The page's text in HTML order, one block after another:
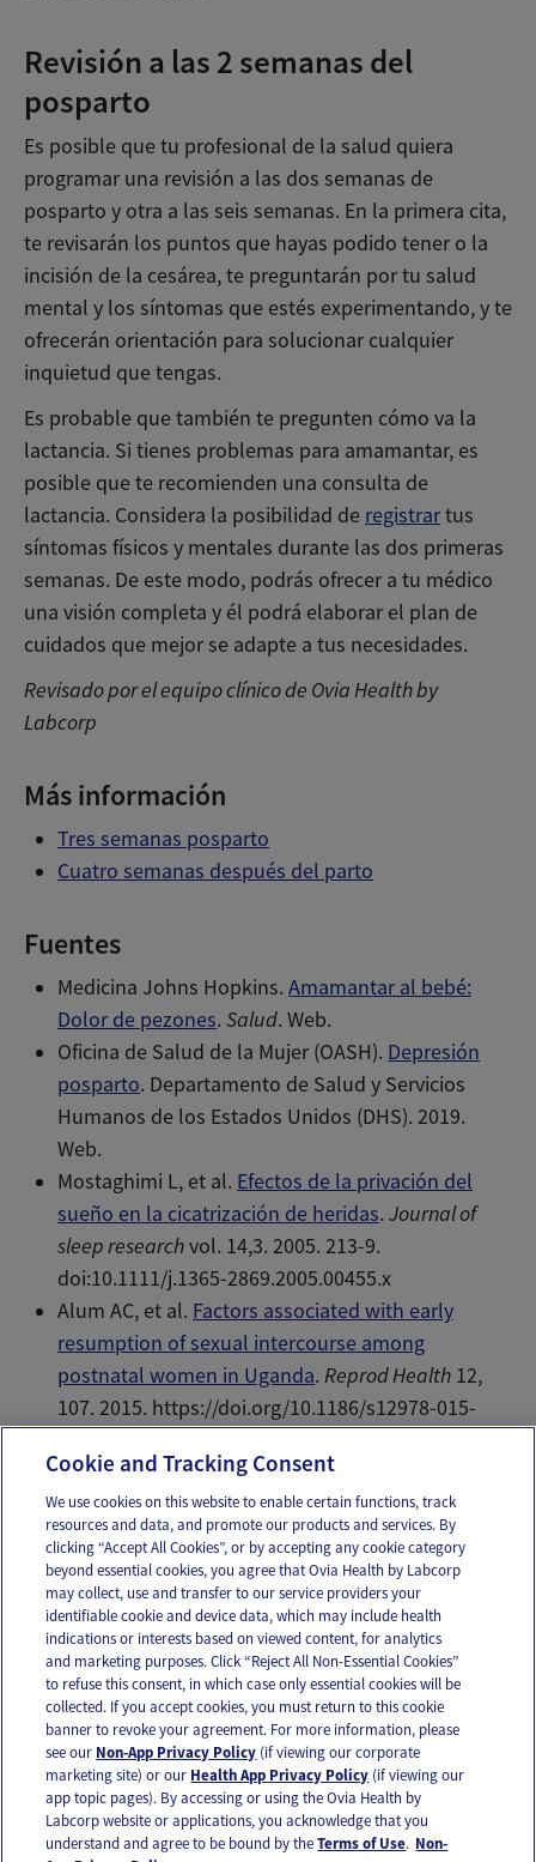
Revisión a las 2 semanas del
posparto
Es posible que tu profesional de la salud quiera
programar una revisión a las dos semanas de
posparto y otra a las seis semanas. En la primera cita,
te revisarán los puntos que hayas podido tener o la
incisión de la cesárea, te preguntarán por tu salud
mental y los síntomas que estés experimentando, y te
ofrecerán orientación para solucionar cualquier
inquietud que tengas.
Es probable que también te pregunten cómo va la
lactancia. Si tienes problemas para amamantar, es
posible que te recomienden una consulta de
lactancia. Considera la posibilidad de registrartus
síntomas físicos y mentales durante las dos primeras
semanas. De este modo, podrás ofrecer a tu médico
una visión completa y él podrá elaborar el plan de
cuidados que mejor se adapte a tus necesidades.
Revisado por el equipo clínico de Ovia Health by
Labcorp
Más información
Tres semanas posparto
Cuatro semanas después del parto
Fuentes
Medicina Johns Hopkins.Amamantar al bebé:
Dolor de pezones.Salud. Web.
Oficina de Salud de la Mujer (OASH). Depresión
posparto. Departamento de Salud y Servicios
Humanos de los Estados Unidos (DHS). 2019.
Web.
Mostaghimi L, et al. Efectos de la privación del
sueño en la cicatrización de heridas.Journal of
sleep researchvol. 14,3. 2005. 213-9.
doi:10.1111/j.1365-2869.2005.00455.x
Alum AC, et al. Factors associated with early
resumption of sexual intercourse among
postnatal women in Uganda.Reprod Health 12,
107. 2015. https://doi.org/10.1186/s12978-015-
Email Text
OUR APPS
FOLLOW US
Cookie and Tracking Consent
We use cookies on this website to enable certain functions, track
resources and data, and promote our products and services. By
clicking “Accept All Cookies”, or by accepting any cookie category
beyond essential cookies, you agree that Ovia Health by Labcorp
may collect, use and transfer to our service providers your
identifiable cookie and device data, which may include health
indications or interests based on viewed content, for analytics
and marketing purposes. Click “Reject All Non-Essential Cookies”
to refuse this consent, in which case only essential cookies will be
collected. If you accept cookies, you must return to this cookie
banner to revoke your agreement. For more information, please
see our Non-App Privacy Policy (if viewing our corporate
marketing site) or our Health App Privacy Policy (if viewing our
app topic pages). By accessing or using the Ovia Health by
Labcorp website or applications, you acknowledge that you
understand and agree to be bound by theTerms of Use. Non-